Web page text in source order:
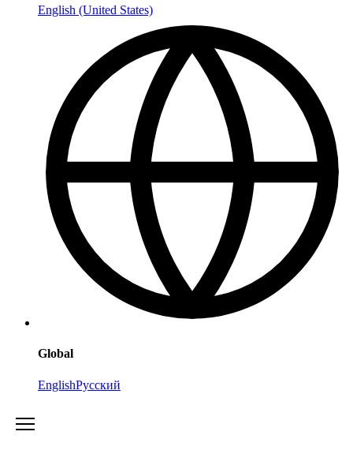
English (United States)
Global
EnglishРусский